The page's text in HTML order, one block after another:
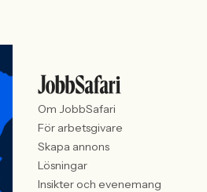
Om JobbSafari
För arbetsgivare
Skapa annons
Lösningar
Insikter och evenemang